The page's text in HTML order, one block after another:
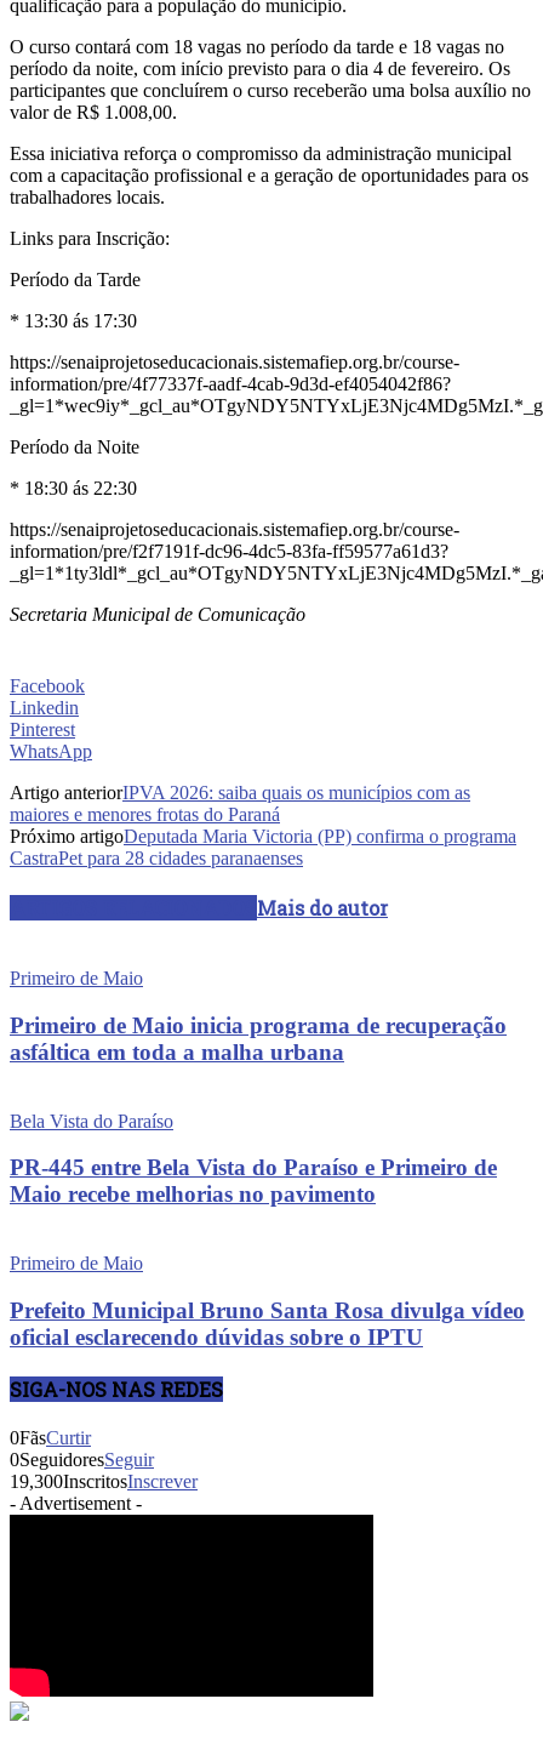
qualificação para a população do município.
O curso contará com 18 vagas no período da tarde e 18 vagas no
período da noite, com início previsto para o dia 4 de fevereiro. Os
participantes que concluírem o curso receberão uma bolsa auxílio no
valor de R$ 1.008,00.
Essa iniciativa reforça o compromisso da administração municipal
com a capacitação profissional e a geração de oportunidades para os
trabalhadores locais.
Links para Inscrição:
Período da Tarde
* 13:30 ás 17:30
https://senaiprojetoseducacionais.sistemafiep.org.br/course-
information/pre/4f77337f-aadf-4cab-9d3d-ef4054042f86?
Período da Noite
* 18:30 ás 22:30
https://senaiprojetoseducacionais.sistemafiep.org.br/course-
information/pre/f2f7191f-dc96-4dc5-83fa-ff59577a61d3?
Secretaria Municipal de Comunicação
Facebook
Linkedin
Pinterest
WhatsApp
Artigo anteriorIPVA 2026: saiba quais os municípios com as
maiores e menores frotas do Paraná
Próximo artigoDeputada Maria Victoria (PP) confirma o programa
CastraPet para 28 cidades paranaenses
Mais do autor
Primeiro de Maio
Primeiro de Maio inicia programa de recuperação
asfáltica em toda a malha urbana
Bela Vista do Paraíso
PR-445 entre Bela Vista do Paraíso e Primeiro de
Maio recebe melhorias no pavimento
Primeiro de Maio
Prefeito Municipal Bruno Santa Rosa divulga vídeo
oficial esclarecendo dúvidas sobre o IPTU
SIGA-NOS NAS REDES
0FãsCurtir
0SeguidoresSeguir
19,300InscritosInscrever
- Advertisement -